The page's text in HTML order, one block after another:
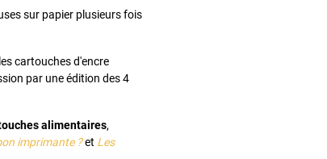
sur papier plusieurs fois
cartouches d'encre
par une édition des 4
alimentaires,
imprimante ?et Les